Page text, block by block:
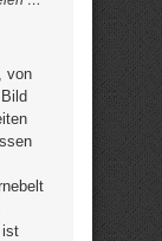
von
ist